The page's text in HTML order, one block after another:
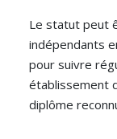
Le statut peut
indépendants
pour suivre
établissement
diplôme